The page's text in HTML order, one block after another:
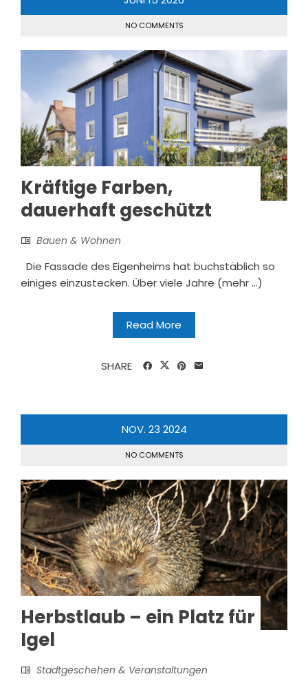
NO COMMENTS
Kräftige Farben,
dauerhaft geschützt
Bauen & Wohnen
Die Fassade des Eigenheims hat buchstäblich so
einiges einzustecken. Über viele Jahre (mehr …)
Read More
SHARE
NOV. 23 2024
NO COMMENTS
Herbstlaub – ein Platz für
Igel
Stadtgeschehen & Veranstaltungen